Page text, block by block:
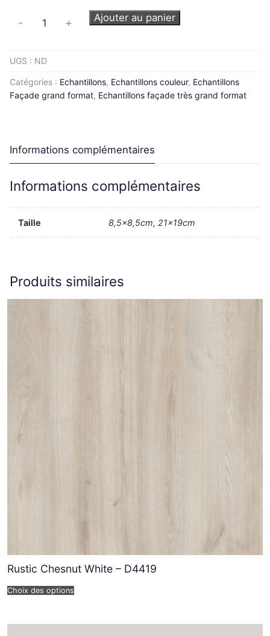
quantité
U164VL
- + Ajouter au panier
UGS : ND
Catégories : Echantillons, Echantillons couleur, Echantillons
Façade grand format, Echantillons façade très grand format
Informations complémentaires
Informations complémentaires
Taille 8,5×8,5cm, 21x19cm
Produits similaires
Rustic Chesnut White – D4419
Choix des options